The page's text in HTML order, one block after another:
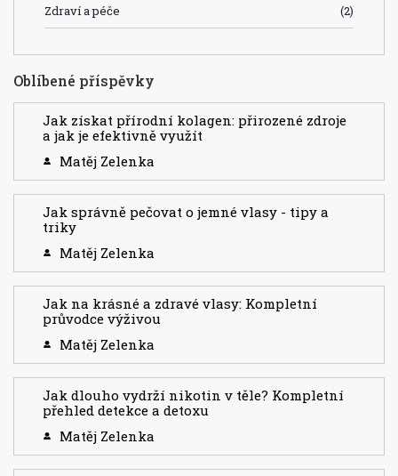
Zdraví a péče (2)
Oblíbené příspěvky
Jak získat přírodní kolagen: přirozené zdroje
a jak je efektivně využít
Matěj Zelenka
Jak správně pečovat o jemné vlasy - tipy a
triky
Matěj Zelenka
Jak na krásné a zdravé vlasy: Kompletní
průvodce výživou
Matěj Zelenka
Jak dlouho vydrží nikotin v těle? Kompletní
přehled detekce a detoxu
Matěj Zelenka